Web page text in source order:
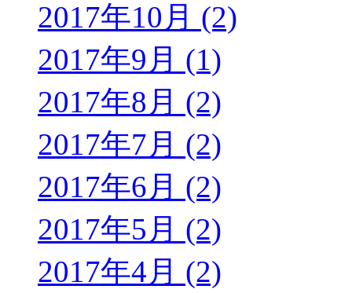
2017年10月 (2)
2017年9月 (1)
2017年8月 (2)
2017年7月 (2)
2017年6月 (2)
2017年5月 (2)
2017年4月 (2)